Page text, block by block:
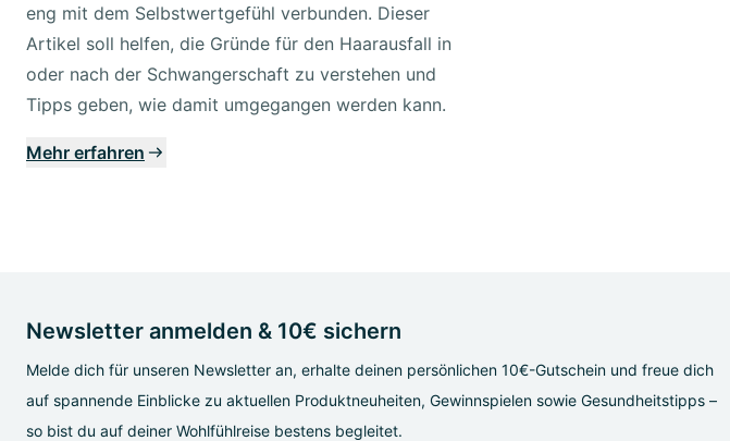
eng mit dem Selbstwertgefühl verbunden. Dieser
Artikel soll helfen, die Gründe für den Haarausfall in
oder nach der Schwangerschaft zu verstehen und
Tipps geben, wie damit umgegangen werden kann.
Mehr erfahren
Newsletter anmelden & 10€ sichern
Melde dich für unseren Newsletter an, erhalte deinen persönlichen 10€-Gutschein und freue dich
auf spannende Einblicke zu aktuellen Produktneuheiten, Gewinnspielen sowie Gesundheitstipps –
so bist du auf deiner Wohlfühlreise bestens begleitet.